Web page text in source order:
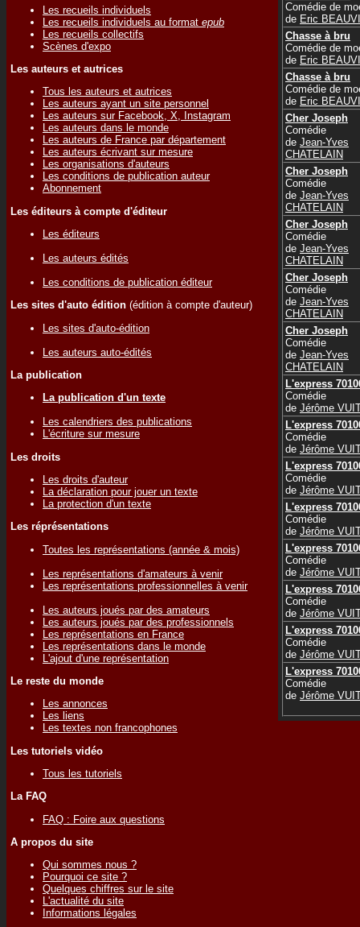
Les recueils individuels
Les recueils individuels au format epub
Les recueils collectifs
Scènes d'expo
Les auteurs et autrices
Tous les auteurs et autrices
Les auteurs ayant un site personnel
Les auteurs sur Facebook, X, Instagram
Les auteurs dans le monde
Les auteurs de France par département
Les auteurs écrivant sur mesure
Les organisations d'auteurs
Les conditions de publication auteur
Abonnement
Les éditeurs à compte d'éditeur
Les éditeurs
Les auteurs édités
Les conditions de publication éditeur
Les sites d'auto édition (édition à compte d'auteur)
Les sites d'auto-édition
Les auteurs auto-édités
La publication
La publication d'un texte
Les calendriers des publications
L'écriture sur mesure
Les droits
Les droits d'auteur
La déclaration pour jouer un texte
La protection d'un texte
Les réprésentations
Toutes les représentations (année & mois)
Les représentations d'amateurs à venir
Les représentations professionnelles à venir
Les auteurs joués par des amateurs
Les auteurs joués par des professionnels
Les représentations en France
Les représentations dans le monde
L'ajout d'une représentation
Le reste du monde
Les annonces
Les liens
Les textes non francophones
Les tutoriels vidéo
Tous les tutoriels
La FAQ
FAQ : Foire aux questions
A propos du site
Qui sommes nous ?
Pourquoi ce site ?
Quelques chiffres sur le site
L'actualité du site
Informations légales
Comédie de
de Eric
Chasse à bru
Comédie de
de Eric
Chasse à bru
Comédie de
de Eric
Cher Joseph
Comédie
de Jean-Yves
CHATELAIN
Cher Joseph
Comédie
de Jean-Yves
CHATELAIN
Cher Joseph
Comédie
de Jean-Yves
CHATELAIN
Cher Joseph
Comédie
de Jean-Yves
CHATELAIN
Cher Joseph
Comédie
de Jean-Yves
CHATELAIN
L'express
Comédie
de Jérôme
L'express
Comédie
de Jérôme
L'express
Comédie
de Jérôme
L'express
Comédie
de Jérôme
L'express
Comédie
de Jérôme
L'express
Comédie
de Jérôme
L'express
Comédie
de Jérôme
L'express
Comédie
de Jérôme